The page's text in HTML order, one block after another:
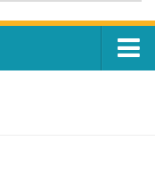
OUVIDORIA
CONTATO